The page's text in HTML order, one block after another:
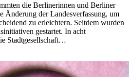
die Berlinerinnen und Berliner
Änderung der Landesverfassung, um
zu erleichtern. Seitdem wurden
gestartet. In acht
Stadtgesellschaft…